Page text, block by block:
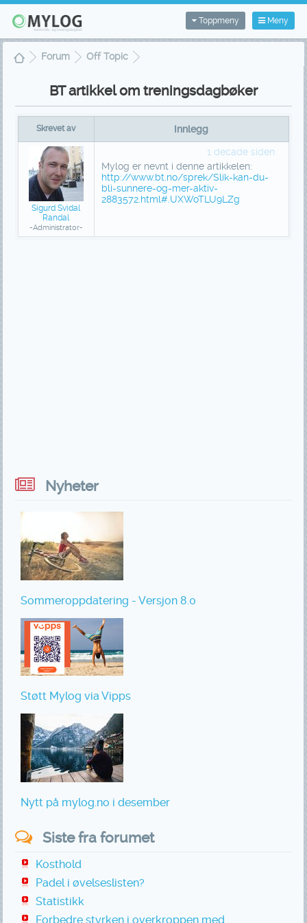
Meny
Toppmeny
Forum
Off Topic
BT artikkel om treningsdagbøker
Skrevet av Innlegg
Sigurd Svidal
Randal
-Administrator-
1 decade siden
Mylog er nevnt i denne artikkelen:
http://www.bt.no/sprek/Slik-kan-du-
bli-sunnere-og-mer-aktiv-
2883572.html#.UXWoTLU9LZg
Nyheter
Sommeroppdatering - Versjon 8.0
Støtt Mylog via Vipps
Nytt på mylog.no i desember
Siste fra forumet
Kosthold
Padel i øvelseslisten?
Statistikk
Forbedre styrken i overkroppen med